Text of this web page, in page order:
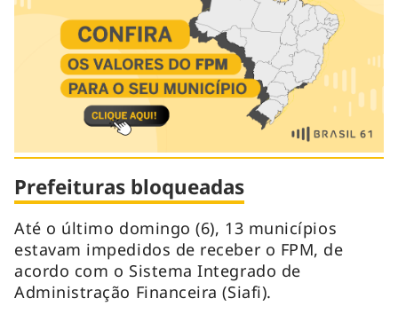
Prefeituras bloqueadas
Até o último domingo (6), 13 municípios
estavam impedidos de receber o FPM, de
acordo com o Sistema Integrado de
Administração Financeira (Siafi).